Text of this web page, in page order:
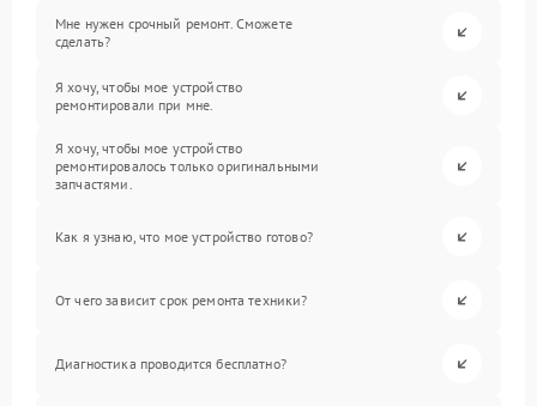
Мне нужен срочный ремонт. Сможете
сделать?
Я хочу, чтобы мое устройство
ремонтировали при мне.
Я хочу, чтобы мое устройство
ремонтировалось только оригинальными
запчастями.
Как я узнаю, что мое устройство готово?
От чего зависит срок ремонта техники?
Диагностика проводится бесплатно?